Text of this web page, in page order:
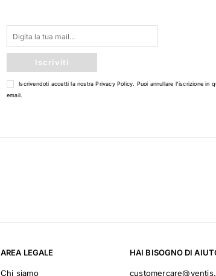
Iscriviti
Iscrivendoti accetti la nostraPrivacy Policy. Puoi annullare l'iscrizione in
email.
AREA LEGALE
Chi siamo
HAI BISOGNO DI